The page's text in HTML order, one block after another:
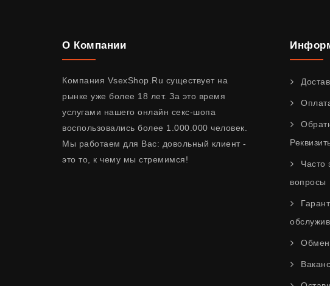
О Компании
Компания VsexShop.Ru существует на
рынке уже более 18 лет. За это время
услугами нашего онлайн секс-шопа
воспользовались более 1.000.000 человек.
Мы работаем для Вас: довольный клиент -
это то, к чему мы стремимся!
Часто
вопросы
Обмен